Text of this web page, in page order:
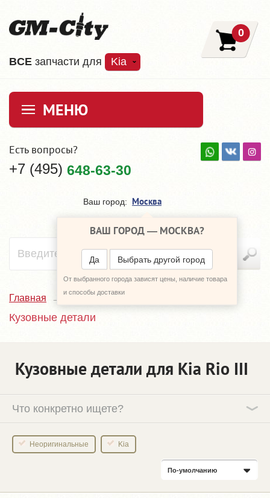
ВCE запчасти для Kia
0
МЕНЮ
Есть вопросы?
+7 (495) 648-63-30
Ваш город: Москва
ВАШ ГОРОД — МОСКВА?
Да Выбрать другой город
От выбранного города зависят цены, наличие товара
и способы доставки
Главная Каталог
Кузовные детали
Кузовные детали для Kia Rio III
Что конкретно ищете?
Неоригинальные Kia
По-умолчанию